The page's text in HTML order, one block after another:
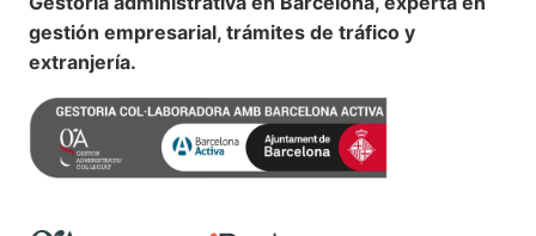
gestión empresarial, trámites de tráfico y
extranjería.